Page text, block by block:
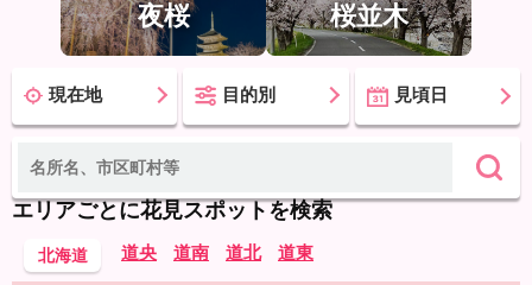
夜桜 桜並木
現在地 目的別 見頃日
エリアごとに花見スポットを検索
北海道 道央 道南 道北 道東